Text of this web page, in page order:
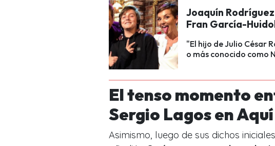
Joaquín
Fran García-
"El hijo de Julio César
o más conocido como
El tenso momento
Sergio Lagos en
Asimismo, luego de sus dichos